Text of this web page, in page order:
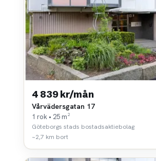
4 839 kr/mån
Vårvädersgatan 17
1 rok • 25 m²
Göteborgs stads bostadsaktiebolag
~2,7 km bort